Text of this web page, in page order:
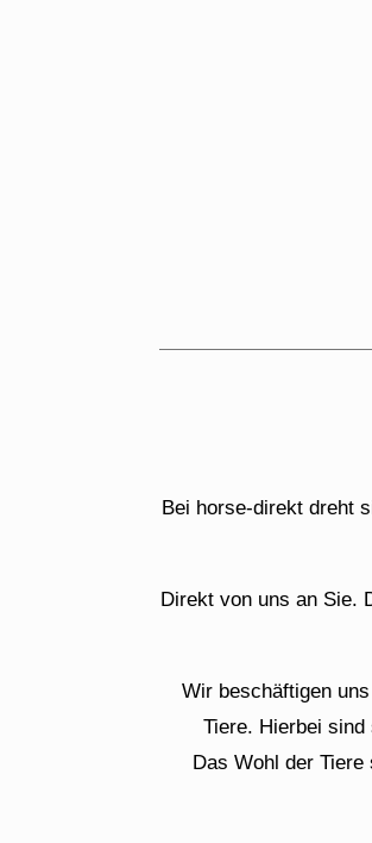
Bei horse-direkt dreht
Direkt von uns an Sie.
Wir beschäftigen
Tiere. Hierbei
Das Wohl der